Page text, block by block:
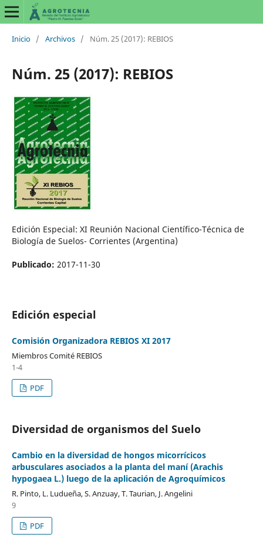
Inicio / Archivos / Núm. 25 (2017): REBIOS
Núm. 25 (2017): REBIOS
Edición Especial: XI Reunión Nacional Científico-Técnica de
Biología de Suelos- Corrientes (Argentina)
Publicado: 2017-11-30
Edición especial
Comisión Organizadora REBIOS XI 2017
Miembros Comité REBIOS
1-4
PDF
Diversidad de organismos del Suelo
Cambio en la diversidad de hongos micorrícicos
arbusculares asociados a la planta del maní (Arachis
hypogaea L.) luego de la aplicación de Agroquímicos
R. Pinto, L. Ludueña, S. Anzuay, T. Taurian, J. Angelini
9
PDF